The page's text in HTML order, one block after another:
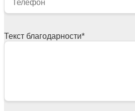
Текст благодарности*